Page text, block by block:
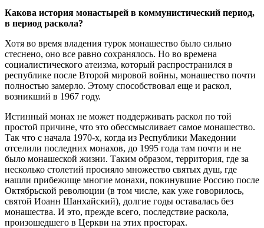
Какова история монастырей в коммунистический период,
в период раскола?
Хотя во время владения турок монашество было сильно
стеснено, оно все равно сохранялось. Но во времена
социалистического атеизма, который распространился в
республике после Второй мировой войны, монашество почти
полностью замерло. Этому способствовал еще и раскол,
возникший в 1967 году.
Истинный монах не может поддерживать раскол по той
простой причине, что это обессмысливает самое монашество.
Так что с начала 1970-х, когда из Республики Македонии
отселили последних монахов, до 1995 года там почти и не
было монашеской жизни. Таким образом, территория, где за
несколько столетий просияло множество святых душ, где
нашли прибежище многие монахи, покинувшие Россию после
Октябрьской революции (в том числе, как уже говорилось,
святой Иоанн Шанхайский), долгие годы оставалась без
монашества. И это, прежде всего, последствие раскола,
произошедшего в Церкви на этих просторах.